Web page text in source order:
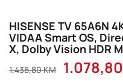
HISENSE TV 65A6N
VIDAA Smart OS,
X, Dolby Vision HDR
1.438,80KM 1.078,80